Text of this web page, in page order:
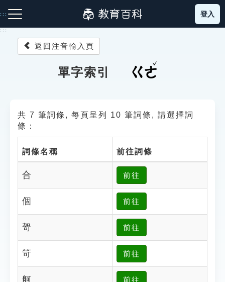
到
主
:::
部首索引表圖示
網站導覽
生字詞彙表
成語故事
索引選單
知識索引
登入
:::
返回注音輸入頁
單字索引 ㄍㄜ
共 7 筆詞條, 每頁呈列 10 筆詞條, 請選擇詞
條：
詞條名稱 前往詞條
合 前往
個 前往
哿 前往
笴 前往
舸 前往